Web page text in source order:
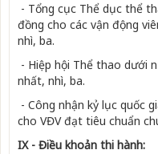
- Tổng cục Thể dục thể
đồng cho các vận động
nhì, ba.
- Hiệp hội Thể thao dưới
nhất, nhì, ba.
- Công nhận kỷ lục quốc
cho VĐV đạt tiêu chuẩn
IX - Điều khoản thi hành: